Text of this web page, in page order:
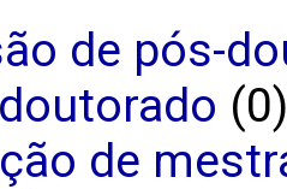
de pós-
(0)
de